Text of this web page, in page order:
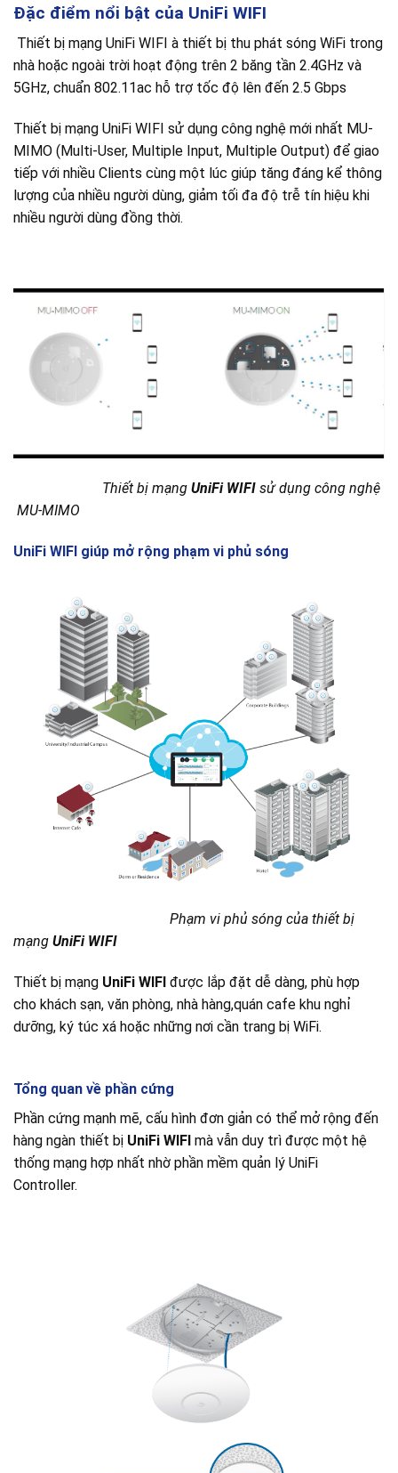
Đặc điểm nổi bật của UniFi WIFI
Thiết bị mạng UniFi WIFI à thiết bị thu phát sóng WiFi trong
nhà hoặc ngoài trời hoạt động trên 2 băng tần 2.4GHz và
5GHz, chuẩn 802.11ac hỗ trợ tốc độ lên đến 2.5 Gbps
Thiết bị mạng UniFi WIFI sử dụng công nghệ mới nhất MU-
MIMO (Multi-User, Multiple Input, Multiple Output) để giao
tiếp với nhiều Clients cùng một lúc giúp tăng đáng kể thông
lượng của nhiều người dùng, giảm tối đa độ trễ tín hiệu khi
nhiều người dùng đồng thời.
Thiết bị mạng UniFi WIFI sử dụng công nghệ
MU-MIMO
UniFi WIFI giúp mở rộng phạm vi phủ sóng
Phạm vi phủ sóng của thiết bị
mạng UniFi WIFI
Thiết bị mạng UniFi WIFI được lắp đặt dễ dàng, phù hợp
cho khách sạn, văn phòng, nhà hàng,quán cafe khu nghỉ
dưỡng, ký túc xá hoặc những nơi cần trang bị WiFi.
Tổng quan về phần cứng
Phần cứng mạnh mẽ, cấu hình đơn giản có thể mở rộng đến
hàng ngàn thiết bị UniFi WIFI mà vẫn duy trì được một hệ
thống mạng hợp nhất nhờ phần mềm quản lý UniFi
Controller.